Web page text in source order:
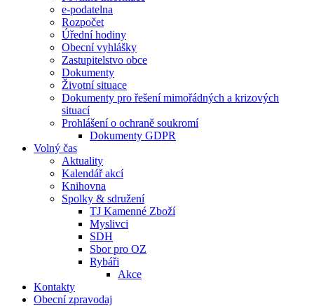
e-podatelna
Rozpočet
Úřední hodiny
Obecní vyhlášky
Zastupitelstvo obce
Dokumenty
Životní situace
Dokumenty pro řešení mimořádných a krizových
situací
Prohlášení o ochraně soukromí
Dokumenty GDPR
Volný čas
Aktuality
Kalendář akcí
Knihovna
Spolky & sdružení
TJ Kamenné Zboží
Myslivci
SDH
Sbor pro OZ
Rybáři
Akce
Kontakty
Obecní zpravodaj